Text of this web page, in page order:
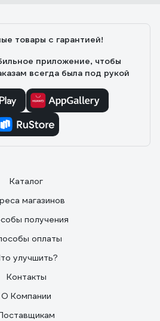
товары с гарантией!
приложение, чтобы
всегда была под рукой
Каталог
магазинов
получения
оплаты
улучшить?
Контакты
О Компании